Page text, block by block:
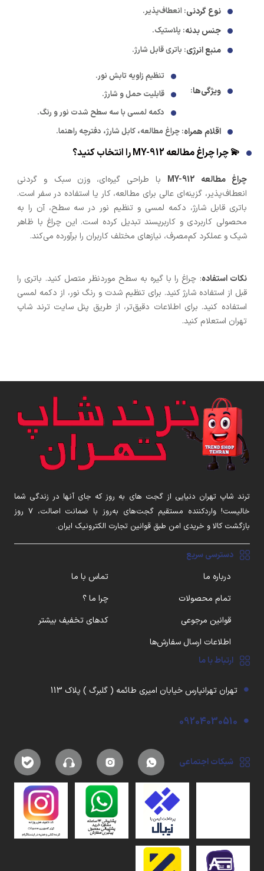
نوع گردنی: انعطاف‌پذیر.
جنس بدنه: پلاستیک.
منبع انرژی: باتری قابل شارژ.
ویژگی‌ها:
تنظیم زاویه تابش نور.
قابلیت حمل و شارژ.
دکمه لمسی با سه سطح شدت نور و رنگ.
اقلام همراه: چراغ مطالعه، کابل شارژ، دفترچه راهنما.
💫 چرا چراغ مطالعه MY-912 را انتخاب کنید؟
چراغ مطالعه MY-912
با طراحی گیره‌ای، وزن سبک و گردنی
انعطاف‌پذیر، گزینه‌ای عالی برای مطالعه، کار یا استفاده در سفر است.
باتری قابل شارژ، دکمه لمسی و تنظیم نور در سه سطح، آن را به
محصولی کاربردی و کاربرپسند تبدیل کرده است. این چراغ با ظاهر
شیک و عملکرد کم‌مصرف، نیازهای مختلف کاربران را برآورده می‌کند.
نکات استفاده: چراغ را با گیره به سطح موردنظر متصل کنید. باتری را
قبل از استفاده شارژ کنید. برای تنظیم شدت و رنگ نور، از دکمه لمسی
استفاده کنید. برای اطلاعات دقیق‌تر، از طریق پنل سایت ترند شاپ
تهران استعلام کنید.
ترند شاپ تهران دنیایی از گجت های به روز که جای آنها در زندگی شما
خالیست! واردکننده مستقیم گجت‌های به‌روز با ضمانت اصالت، ۷ روز
بازگشت کالا و خریدی امن طبق قوانین تجارت الکترونیک ایران.
دسترسی سریع
درباره ما
تماس با ما
تمام محصولات
چرا ما ؟
قوانین مرجوعی
کدهای تخفیف بیشتر
اطلاعات ارسال سفارش‌ها
ارتباط با ما
تهران تهرانپارس خیابان امیری طائمه ( گلبرگ ) پلاک 113
09204030510
شبکات اجتماعی